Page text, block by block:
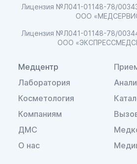
Лицензия №Л041-01148-78/
ООО
Лицензия №Л041-01148-78/
ООО
Медцентр
Лаборатория
Косметология
Компаниям
ДМС
О нас